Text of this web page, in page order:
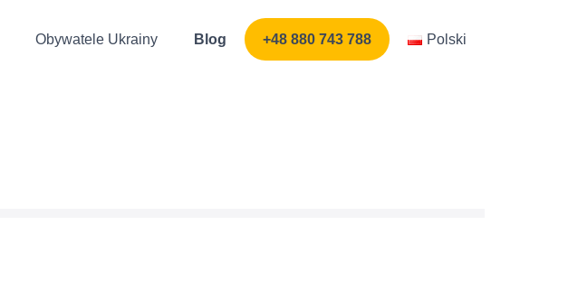
Obywatele Ukrainy Blog +48 880 743 788 Polski